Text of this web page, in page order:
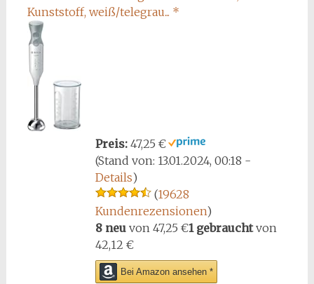
Kunststoff, weiß/telegrau... *
Preis: 47,25 €
(Stand von: 13.01.2024, 00:18 -
Details)
(19628
Kundenrezensionen)
8 neuvon 47,25 €1 gebrauchtvon
42,12 €
Bei Amazon ansehen *